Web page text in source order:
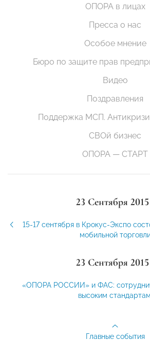
ОПОРА в лицах
Пресса о нас
Особое мнение
Бюро по защите прав
Видео
Поздравления
Поддержка МСП.
СВОй бизнес
ОПОРА — СТАРТ
23 Сентября 2015
15-17 сентября в Крокус-Экспо
мобильной
23 Сентября 2015
«ОПОРА РОССИИ» и ФАС:
высоким
Главные события